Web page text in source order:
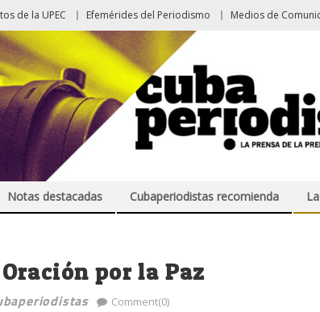
de la UPEC Efemérides del Periodismo Medios de
Notas destacadas Cubaperiodistas recomienda
por la Paz
Comment(0)